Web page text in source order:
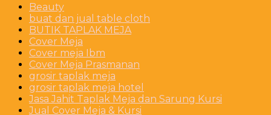
Beauty
buat dan jual table cloth
BUTIK TAPLAK MEJA
Cover Meja
Cover meja Ibm
Cover Meja Prasmanan
grosir taplak meja
grosir taplak meja hotel
Jasa Jahit Taplak Meja dan Sarung Kursi
Jual Cover Meja & Kursi